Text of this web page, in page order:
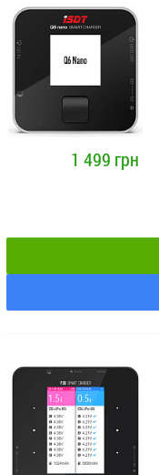
1 499 грн